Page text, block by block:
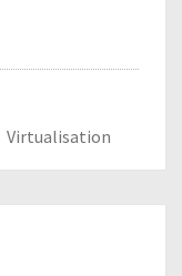
Virtualisation